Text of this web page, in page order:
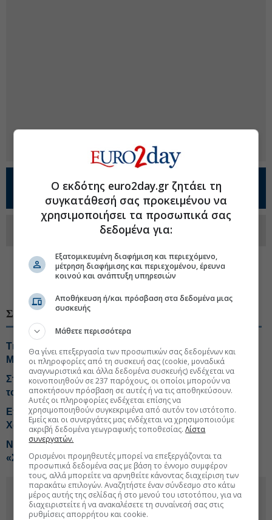
Προσθέστε τοEuro2day.grστο Google
Discover!
Ακολουθήστε τη σελίδα του
Euro2day.gr
στοLinkedin
#Αδωνις Γεωργιάδης #Κυριάκος Μητσοτάκης
ΣΧΕΤΙΚΑ ΘΕΜΑΤΑ
Τι «κρατά» η βιομηχανία από τη συνάντηση με
Μητσοτάκη
Στην παρουσίαση της νέας εφαρμογής MYAGRO για
τους αγρότες ο Κυριάκος Μητσοτάκης
Επίτιμος δημότης Σπετσών ο Sir Στέλιος
Χατζηιωάννου
Νέα επίθεση από ΠΑΣΟΚ σε Αδ. Γεωργιάδη για τα
«Σπιτάκια Ανακύκλωσης»
Ο εκδότης euro2day.gr ζητάει τη
συγκατάθεσή σας προκειμένου να
χρησιμοποιήσει τα προσωπικά σας
δεδομένα για:
Εξατομικευμένη διαφήμιση και περιεχόμενο,
μέτρηση διαφήμισης και περιεχομένου, έρευνα
κοινού και ανάπτυξη υπηρεσιών
Αποθήκευση ή/και πρόσβαση στα δεδομένα μιας
συσκευής
Μάθετε περισσότερα
Θα γίνει επεξεργασία των προσωπικών σας δεδομένων και
οι πληροφορίες από τη συσκευή σας (cookie, μοναδικά
αναγνωριστικά και άλλα δεδομένα συσκευής) ενδέχεται να
κοινοποιηθούν σε 237 παρόχους, οι οποίοι μπορούν να
αποκτήσουν πρόσβαση σε αυτές ή να τις αποθηκεύσουν.
Αυτές οι πληροφορίες ενδέχεται επίσης να
χρησιμοποιηθούν συγκεκριμένα από αυτόν τον ιστότοπο.
Εμείς και οι συνεργάτες μας ενδέχεται να χρησιμοποιούμε
ακριβή δεδομένα γεωγραφικής τοποθεσίας.Λίστα
συνεργατών.
Ορισμένοι προμηθευτές μπορεί να επεξεργάζονται τα
προσωπικά δεδομένα σας με βάση το έννομο συμφέρον
τους, αλλά μπορείτε να αρνηθείτε κάνοντας διαχείριση των
παρακάτω επιλογών. Αναζητήστε έναν σύνδεσμο στο κάτω
μέρος αυτής της σελίδας ή στο μενού του ιστοτόπου, για να
διαχειριστείτε ή να ανακαλέσετε τη συναίνεσή σας στις
ρυθμίσεις απορρήτου και cookie.